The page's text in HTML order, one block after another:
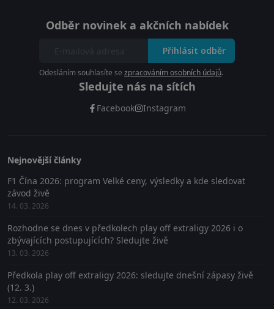
Odběr novinek a akčních nabídek
Přihlásit odběr
Odesláním souhlasíte se zpracováním osobních údajů.
Sledujte nás na sítích
Facebook Instagram
Nejnovější články
F1 Čína 2026: program Velké ceny, výsledky a kde sledovat
závod živě
14. 03. 2026
Rozhodne se dnes v předkolech play off extraligy 2026 i o
zbývajících postupujících? Sledujte živě
13. 03. 2026
Předkola play off extraligy 2026: sledujte dnešní zápasy živě
(12. 3.)
12. 03. 2026